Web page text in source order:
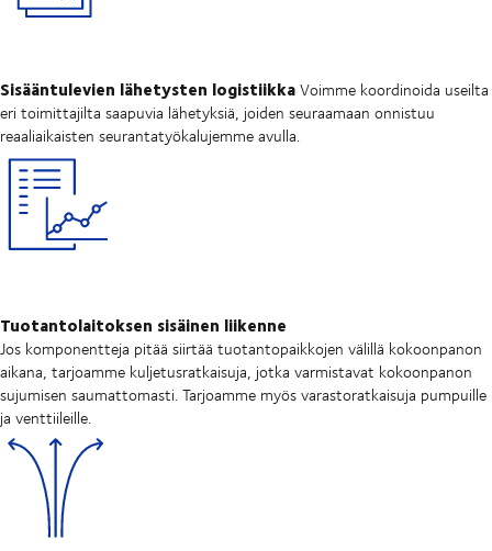
Sisääntulevien lähetysten logistiikkaVoimme koordinoida useilta
eri toimittajilta saapuvia lähetyksiä, joiden seuraamaan onnistuu
reaaliaikaisten seurantatyökalujemme avulla.
Tuotantolaitoksen sisäinen liikenne
Jos komponentteja pitää siirtää tuotantopaikkojen välillä kokoonpanon
aikana, tarjoamme kuljetusratkaisuja, jotka varmistavat kokoonpanon
sujumisen saumattomasti. Tarjoamme myös varastoratkaisuja pumpuille
ja venttiileille.